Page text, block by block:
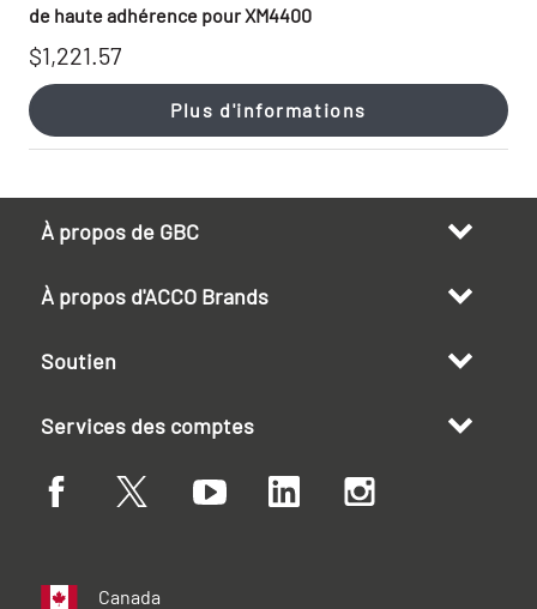
de haute adhérence pour XM4400
$1,221.57
Plus d'informations
À propos de GBC
À propos d'ACCO Brands
Soutien
Services des comptes
Canada